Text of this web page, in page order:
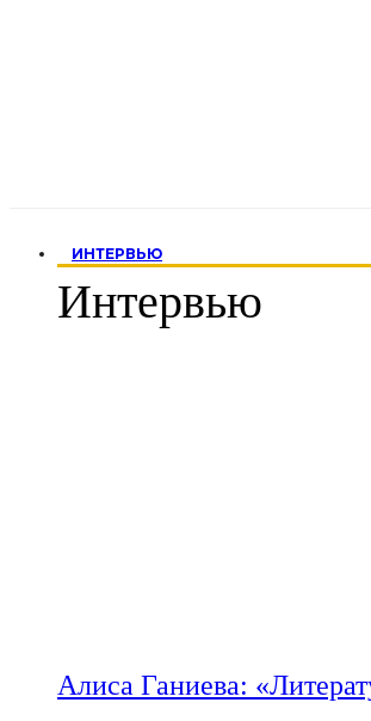
ИНТЕРВЬЮ
Интервью
Алиса Ганиева: